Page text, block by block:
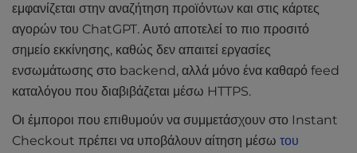
εμφανίζεται στην αναζήτηση προϊόντων και στις κάρτες
αγορών του ChatGPT. Αυτό αποτελεί το πιο προσιτό
σημείο εκκίνησης, καθώς δεν απαιτεί εργασίες
ενσωμάτωσης στο backend, αλλά μόνο ένα καθαρό feed
καταλόγου που διαβιβάζεται μέσω HTTPS.
Οι έμποροι που επιθυμούν να συμμετάσχουν στο Instant
Checkout πρέπει να υποβάλουν αίτηση μέσω του